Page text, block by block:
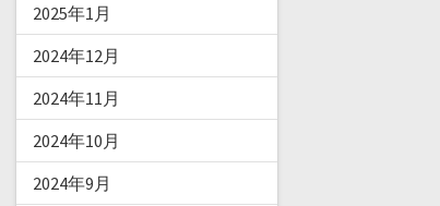
2025年1月
2024年12月
2024年11月
2024年10月
2024年9月